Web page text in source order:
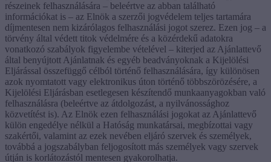
részeinek felhasználására – beleértve az abban található
információkat is – az Elnök a szerzői jogvédelem teljes tartamára
díjmentesen nem kizárólagos felhasználási jogot szerez. Ezen jog – a
törvény által védett titok védelmére és a közérdekű adatokra
vonatkozó szabályok figyelembe vételével – kiterjed az Ajánlattevő
által benyújtott Ajánlatnak és egyéb beadványoknak a Kijelölési
Eljárással összefüggő célból történő felhasználására, így különösen
azok nyomtatott vagy elektronikus úton történő többszörözésére, a
Kijelölési Eljárásban esetlegesen készítendő munkaanyagokban való
felhasználásra (beleértve az átdolgozást, a nyilvánossághoz
közvetítést is). Az Elnök ezen felhasználási jogokat az Ajánlattevő
külön engedélye nélkül a Hatóság munkatársai, megbízottai vagy
szakértői, valamint az ezek nevében eljáró szervek és személyek,
továbbá a jogszabályban feljogosított más személyek vagy szervek
útján is korlátozástól mentesen gyakorolhatja.